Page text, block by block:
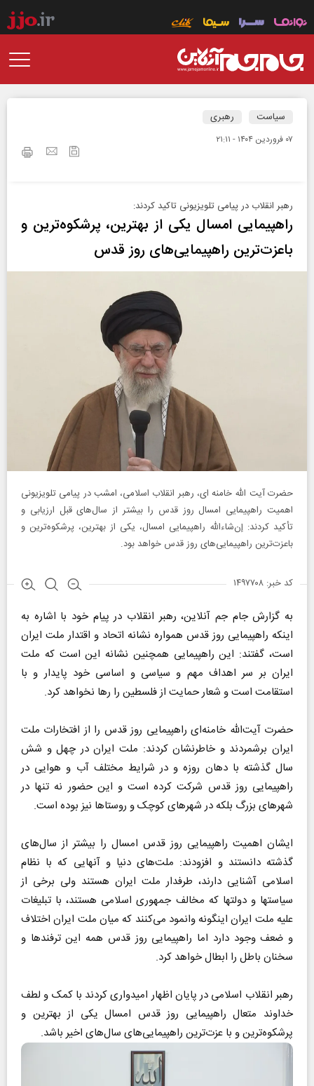
سیاست رهبری
۰۷ فروردين ۱۴۰۴ - ۲۱:۱۱
رهبر انقلاب در پیامی تلویزیونی تاکید کردند:
راهپیمایی امسال یکی از بهترین، پرشکوه‌ترین و
باعزت‌ترین راهپیمایی‌های روز قدس
حضرت آیت‌ الله خامنه‌ ای، رهبر انقلاب اسلامی، امشب در پیامی تلویزیونی
اهمیت راهپیمایی امسال روز قدس را بیشتر از سال‌های قبل ارزیابی و
تأکید کردند: إن‌شاءالله راهپیمایی امسال، یکی از بهترین، پرشکوه‌ترین و
باعزت‌ترین راهپیمایی‌های روز قدس خواهد بود.
کد خبر: ۱۴۹۷۷۰۸
به گزارش جام جم آنلاین، رهبر انقلاب در پیام خود با اشاره به
اینکه راهپیمایی روز قدس همواره نشانه اتحاد و اقتدار ملت ایران
است، گفتند: این راهپیمایی همچنین نشانه این است که ملت
ایران بر سر اهداف مهم و سیاسی و اساسی خود پایدار و با
استقامت است و شعار حمایت از فلسطین را رها نخواهد کرد.
حضرت آیت‌الله خامنه‌ای راهپیمایی روز قدس را از افتخارات ملت
ایران برشمردند و خاطرنشان کردند: ملت ایران در چهل و شش
سال گذشته با دهان روزه و در شرایط مختلف آب و هوایی در
راهپیمایی روز قدس شرکت کرده است و این حضور نه تنها در
شهرهای بزرگ بلکه در شهرهای کوچک و روستاها نیز بوده است.
ایشان اهمیت راهپیمایی روز قدس امسال را بیشتر از سال‌های
گذشته دانستند و افزودند: ملت‌های دنیا و آنهایی که با نظام
اسلامی آشنایی دارند، طرفدار ملت ایران هستند ولی برخی از
سیاستها و دولتها که مخالف جمهوری اسلامی هستند، با تبلیغات
علیه ملت ایران اینگونه وانمود می‌کنند که میان ملت ایران اختلاف
و ضعف وجود دارد اما راهپیمایی روز قدس همه این ترفندها و
سخنان باطل را ابطال خواهد کرد.
رهبر انقلاب اسلامی در پایان اظهار امیدواری کردند با کمک و لطف
خداوند متعال راهپیمایی روز قدس امسال یکی از بهترین و
پرشکوه‌ترین و با عزت‌ترین راهپیمایی‌های سال‌های اخیر باشد.